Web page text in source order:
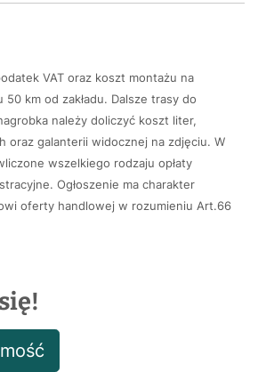
VAT oraz koszt montażu na
km od zakładu. Dalsze trasy do
należy doliczyć koszt liter,
oraz galanterii widocznej na zdjęciu. W
wszelkiego rodzaju opłaty
Ogłoszenie ma charakter
oferty handlowej w rozumieniu Art.66